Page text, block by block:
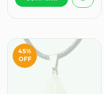
45%
OFF